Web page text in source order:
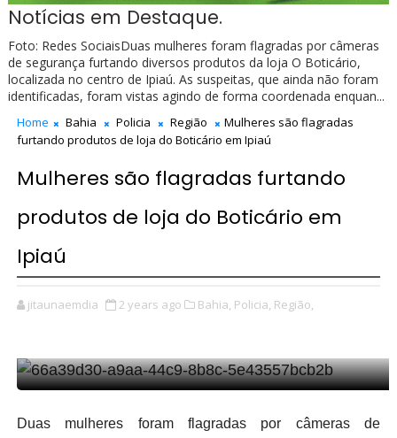
Notícias em Destaque.
Foto: Redes SociaisDuas mulheres foram flagradas por câmeras
de segurança furtando diversos produtos da loja O Boticário,
localizada no centro de Ipiaú. As suspeitas, que ainda não foram
identificadas, foram vistas agindo de forma coordenada enquan...
Home Bahia Policia Região
Mulheres são flagradas
furtando produtos de loja do Boticário em Ipiaú
Mulheres são flagradas furtando
produtos de loja do Boticário em
Ipiaú
jitaunaemdia 2 years ago Bahia, Policia, Região,
Duas mulheres foram flagradas por câmeras de